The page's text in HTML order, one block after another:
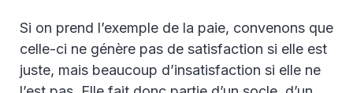
Si on prend l’exemple de la paie, convenons que
celle-ci ne génère pas de satisfaction si elle est
juste, mais beaucoup d’insatisfaction si elle ne